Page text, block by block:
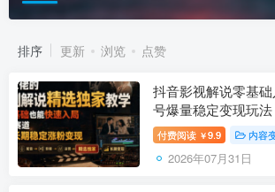
排序 更新 浏览 点赞
抖音影视解说零基
号爆量稳定变现玩法
付费阅读 ￥9.9 内容
2026年07月31日